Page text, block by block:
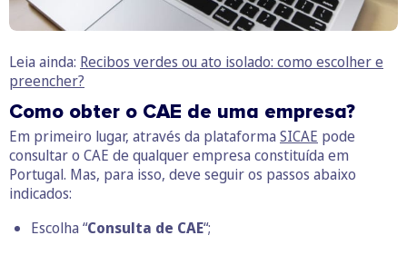
Leia ainda: Recibos verdes ou ato isolado: como escolher e
preencher?
Como obter o CAE de uma empresa?
Em primeiro lugar, através da plataforma SICAE pode
consultar o CAE de qualquer empresa constituída em
Portugal. Mas, para isso, deve seguir os passos abaixo
indicados:
Escolha “Consulta de CAE“;